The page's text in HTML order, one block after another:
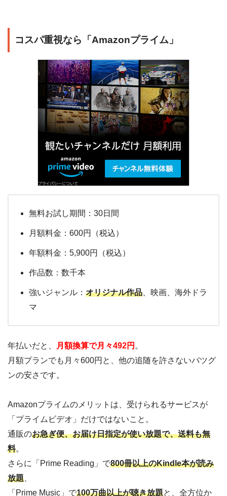
コスパ重視なら「Amazonプライム」
無料お試し期間：30日間
月額料金：600円（税込）
年額料金：5,900円（税込）
作品数：数千本
強いジャンル： オリジナル作品 、映画、海外ドラ
マ
年払いだと、 月額換算で月々492円 。
月額プランでも月々600円と、他の追随を許さないバツグ
ンの安さです。
Amazonプライムのメリットは、受けられるサービスが
「プライムビデオ」だけではないこと。
通販のお急ぎ便、お届け日指定が使い放題で、送料も無
料。
さらに「Prime Reading」で800冊以上のKindle本が読み
放題
「Prime Music」で100万曲以上が聴き放題と、全方位か